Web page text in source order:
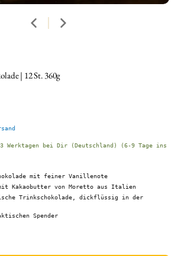
| 12 St. 360g
Werktagen bei Dir (Deutschland) (6-9 Tage ins
mit feiner Vanillenote
Kakaobutter von Moretto aus Italien
Trinkschokolade, dickflüssig in der
Spender